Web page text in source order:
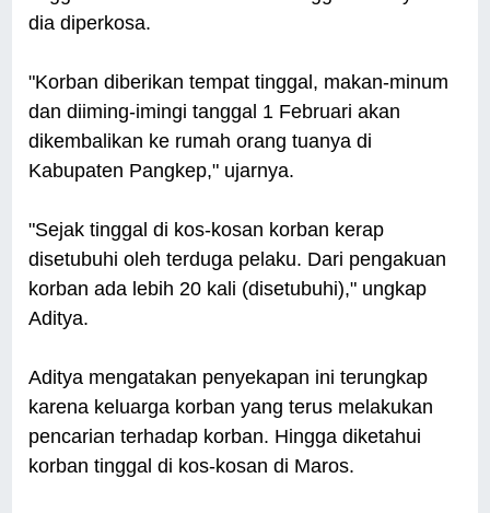
dia diperkosa.
"Korban diberikan tempat tinggal, makan-minum
dan diiming-imingi tanggal 1 Februari akan
dikembalikan ke rumah orang tuanya di
Kabupaten Pangkep," ujarnya.
"Sejak tinggal di kos-kosan korban kerap
disetubuhi oleh terduga pelaku. Dari pengakuan
korban ada lebih 20 kali (disetubuhi)," ungkap
Aditya.
Aditya mengatakan penyekapan ini terungkap
karena keluarga korban yang terus melakukan
pencarian terhadap korban. Hingga diketahui
korban tinggal di kos-kosan di Maros.